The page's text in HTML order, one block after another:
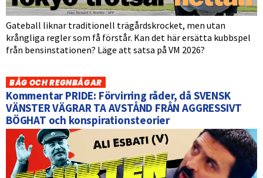
Gateball liknar traditionell trägårdskrocket, men utan
krångliga regler som få förstår. Kan det här ersätta kubbspel
från bensinstationen? Läge att satsa på VM 2026?
BÅG OCH REGNBÅGAR
Kommentar PRIDE: Förvirring råder, då SVENSK
VÄNSTER VÄGRAR TA AVSTÅND FRÅN AGGRESSIVT
BÖGHAT och konspirationsteorier